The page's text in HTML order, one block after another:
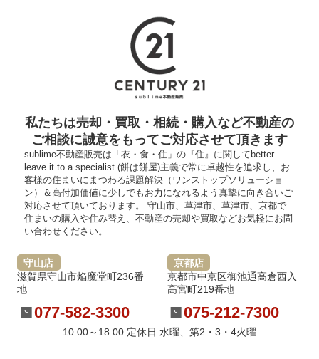
私たちは売却・買取・相続・購入など不動産の
ご相談に誠意をもってご対応させて頂きます
sublime不動産販売は「衣・食・住」の『住』に関してbetter
leave it to a specialist.(餅は餅屋)主義で常に卓越性を追求し、お
客様の住まいにまつわる課題解決（ワンストップソリューショ
ン）＆高付加価値に少しでもお力になれるよう真摯に向き合いご
対応させて頂いております。 守山市、草津市、草津市、京都で
住まいの購入や住み替え、不動産の売却や買取などお気軽にお問
い合わせください。
守山店
滋賀県守山市焔魔堂町236番
地
077-582-3300
京都店
京都市中京区御池通高倉西入
高宮町219番地
075-212-7300
10:00～18:00 定休日:水曜、第2・3・4火曜